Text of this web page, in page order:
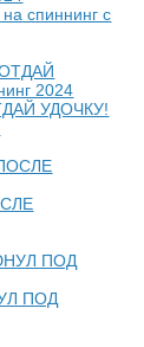
спиннинг с
УДОЧКУ!
ПОД